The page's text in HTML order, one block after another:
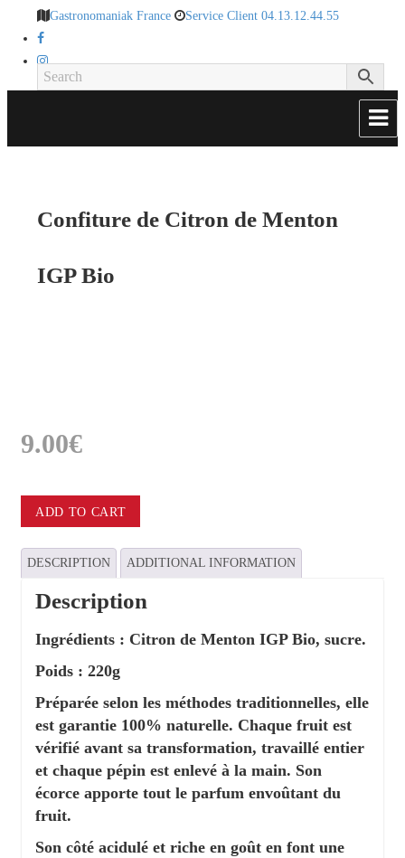
Gastronomaniak France Service Client 04.13.12.44.55
Confiture de Citron de Menton
IGP Bio
9.00€
de
Menton
IGP
quantity
ADD TO CART
DESCRIPTION ADDITIONAL INFORMATION
Description
Ingrédients : Citron de Menton IGP Bio, sucre.
Poids : 220g
Préparée selon les méthodes traditionnelles, elle
est garantie 100% naturelle. Chaque fruit est
vérifié avant sa transformation, travaillé entier
et chaque pépin est enlevé à la main. Son
écorce apporte tout le parfum envoûtant du
fruit.
Son côté acidulé et riche en goût en font une